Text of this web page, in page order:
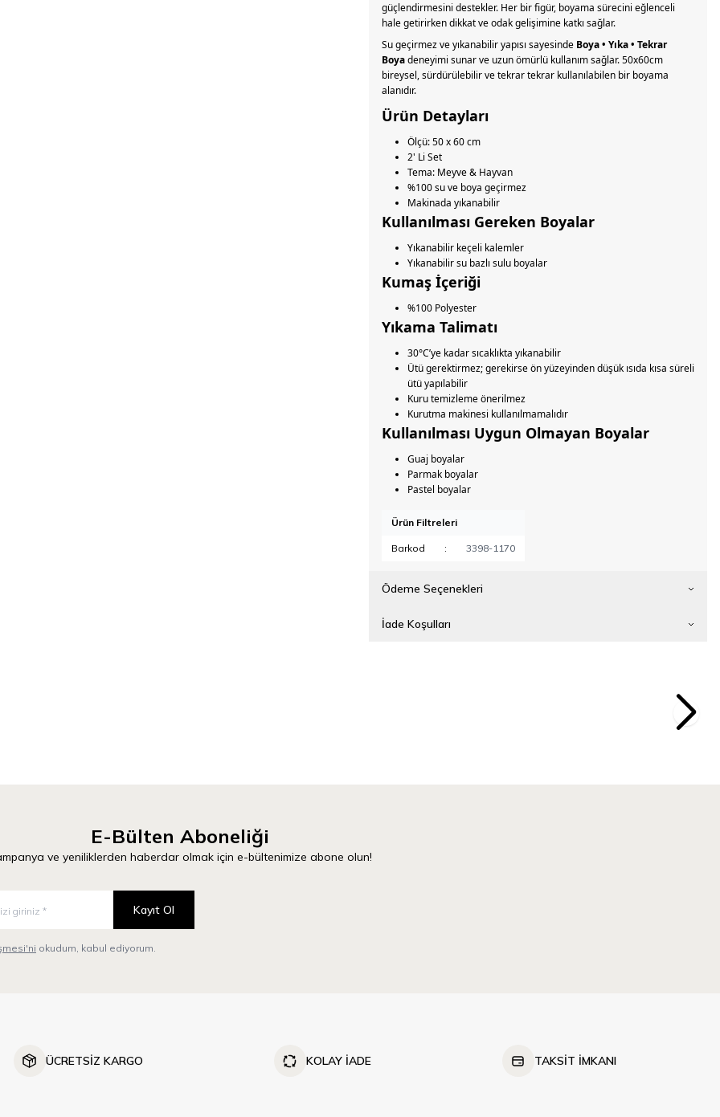
güçlendirmesini destekler. Her bir figür, boyama sürecini eğlenceli
hale getirirken dikkat ve odak gelişimine katkı sağlar.
Su geçirmez ve yıkanabilir yapısı sayesinde Boya • Yıka • Tekrar
Boyadeneyimi sunar ve uzun ömürlü kullanım sağlar. 50x60cm
bireysel, sürdürülebilir ve tekrar tekrar kullanılabilen bir boyama
alanıdır.
Ürün Detayları
Ölçü: 50 x 60 cm
2' Li Set
Tema: Meyve & Hayvan
%100 su ve boya geçirmez
Makinada yıkanabilir
Kullanılması Gereken Boyalar
Yıkanabilir keçeli kalemler
Yıkanabilir su bazlı sulu boyalar
Kumaş İçeriği
%100 Polyester
Yıkama Talimatı
30°C’ye kadar sıcaklıkta yıkanabilir
Ütü gerektirmez; gerekirse ön yüzeyinden düşük ısıda kısa süreli
ütü yapılabilir
Kuru temizleme önerilmez
Kurutma makinesi kullanılmamalıdır
Kullanılması Uygun Olmayan Boyalar
Guaj boyalar
Parmak boyalar
Pastel boyalar
Ürün Filtreleri
Barkod : 3398-1170
Ödeme Seçenekleri
İade Koşulları
Meyve & Hayvan Temalı 50x60cm Yıkanabilir
E-Bülten Aboneliği
ve yeniliklerden haberdar olmak için e-bültenimize abone olun!
Kayıt Ol
okudum, kabul ediyorum.
ÜCRETSİZ KARGO KOLAY İADE TAKSİT İMKANI